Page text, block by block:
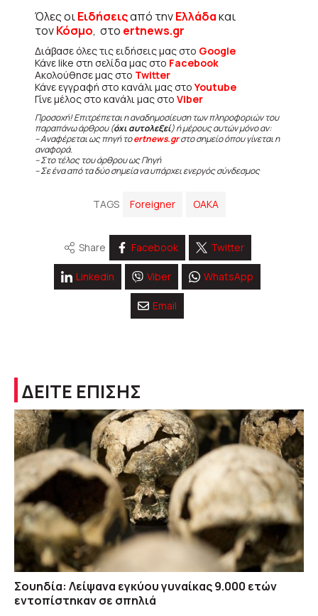
Όλες οιΕιδήσειςαπό τηνΕλλάδακαι
τονΚόσμο, στο ertnews.gr
Διάβασε όλες τις ειδήσεις μας στο Google
Κάνε like στη σελίδα μας στο Facebook
Ακολούθησε μας στο Twitter
Κάνε εγγραφή στο κανάλι μας στοYoutube
Γίνε μέλος στο κανάλι μας στο Viber
Προσοχή! Επιτρέπεται η αναδημοσίευση των πληροφοριών του
παραπάνω άρθρου (όχι αυτολεξεί) ή μέρους αυτών μόνο αν:
– Αναφέρεται ως πηγή τοertnews.grστο σημείο όπου γίνεται η
αναφορά.
– Στο τέλος του άρθρου ως Πηγή
– Σε ένα από τα δύο σημεία να υπάρχει ενεργός σύνδεσμος
TAGS Foreigner ΟΑΚΑ
Share Facebook Twitter
Linkedin Viber WhatsApp
Email
ΔΕΙΤΕ ΕΠΙΣΗΣ
Σουηδία: Λείψανα εγκύου γυναίκας 9.000 ετών
εντοπίστηκαν σε σπηλιά